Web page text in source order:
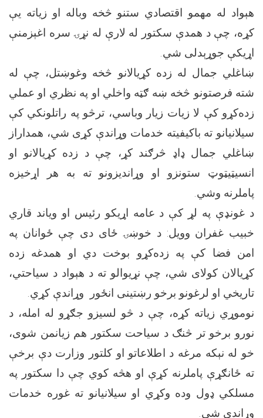
هېواد له مهمو اقتصادي ستنو څخه وباله او زیاته یې
کړه، چې د همدې سکتور له لارې له نړۍ سره اغېزمنې
اړیکې جوړېدلی شي.
ښاغلي جمال له زده کړیالانو څخه وغوښتل، چې له
شته فرصتونو څخه ښه ګټه واخلي او په نظري او عملي
زده‌کړو کې لا زیات زیار وباسي، ترڅو په راتلونکي کې
سیلانیانو ته باکیفیته خدمات وړاندې کړی شي، همداراز
ښاغلي جمال ډاډ څرګند کړ، چې د زده کړیالانو او
انسیټیټوټ ستونزو او وړاندیزونو ته به هر اړخیزه
پاملرنه وشي.
د غونډې په لړ کې د عامه اړیکو رئیس او ویاند قاري
خبیب غفران وویل: د خوښۍ ځای دی چې ځوانان په
امن فضا کې په زده‌کړو بوخت دي او همدغه زده
کړیالان کولای شي، چې نړیوالو ته د هېواد د سیاحتي،
تاریخي او لرغونو برخو رښتینی انځور وړاندې کړي.
نوموړي زیاته کړه، چې د څو لسیزو جګړو له امله، د
نورو برخو تر څنګ د سیاحت سکتور هم زیانمن شوی،
خو له نېکه مرغه د اطلاعاتو او کلتور وزارت دې برخې
ته ځانګړې پاملرنه کړې او هڅه کوي چې دا سکتور په
مسلکي ډول وده وکړي او سیلانیانو ته غوره خدمات
وړاندې شي.